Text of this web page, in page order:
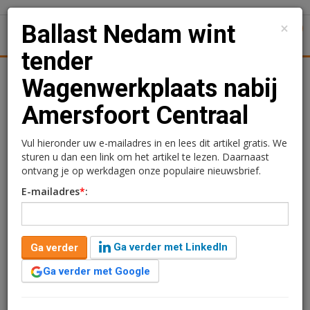
Achtergronden Woningmarkt
Ballast Nedam wint
tender Wagenwerkplaats
nabij Amersfoort Centraal
NS Stations en de gemeente Amersfoort hebben
Ballast Nedam Development geselecteerd voor de
ontwikkeling van Wagenkwartier, een nieuw
×
Ballast Nedam wint
tender
Wagenwerkplaats nabij
Amersfoort Centraal
Vul hieronder uw e-mailadres in en lees dit artikel gratis. We
sturen u dan een link om het artikel te lezen. Daarnaast
ontvang je op werkdagen onze populaire nieuwsbrief.
E-mailadres*:
Ga verder
Ga verder met LinkedIn
Ga verder met Google